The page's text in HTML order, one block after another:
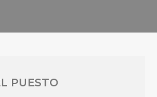
PUESTO